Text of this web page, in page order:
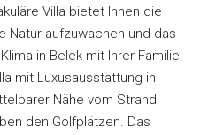
Villa bietet Ihnen die
Natur aufzuwachen und das
in Belek mit Ihrer Familie
mit Luxusausstattung in
Nähe vom Strand
den Golfplätzen. Das